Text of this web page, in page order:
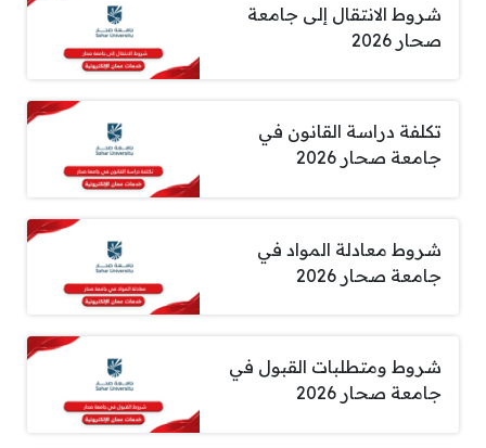
شروط الانتقال إلى جامعة
صحار 2026
تكلفة دراسة القانون في
جامعة صحار 2026
شروط معادلة المواد في
جامعة صحار 2026
شروط ومتطلبات القبول في
جامعة صحار 2026